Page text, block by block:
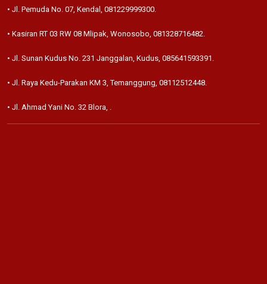
• Jl. Pemuda No. 07, Kendal, 081229999300
• Kasiran RT 03 RW 08 Mlipak, Wonosobo, 081328716482
• Jl. Sunan Kudus No. 231 Janggalan, Kudus, 085641593391
• Jl. Raya Kedu-Parakan KM 3, Temanggung, 08112512448
• Jl. Ahmad Yani No. 32 Blora,